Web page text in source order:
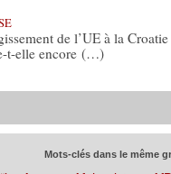
de l’UE à la
t-elle encore (…)
Mots-clés dans le même